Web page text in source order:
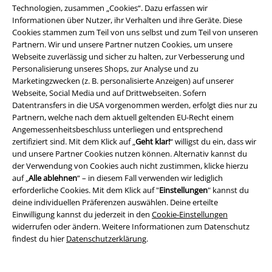
Technologien, zusammen „Cookies“. Dazu erfassen wir
Informationen über Nutzer, ihr Verhalten und ihre Geräte. Diese
Cookies stammen zum Teil von uns selbst und zum Teil von unseren
Partnern. Wir und unsere Partner nutzen Cookies, um unsere
Webseite zuverlässig und sicher zu halten, zur Verbesserung und
Personalisierung unseres Shops, zur Analyse und zu
Marketingzwecken (z. B. personalisierte Anzeigen) auf unserer
Webseite, Social Media und auf Drittwebseiten. Sofern
Datentransfers in die USA vorgenommen werden, erfolgt dies nur zu
Partnern, welche nach dem aktuell geltenden EU-Recht einem
Angemessenheitsbeschluss unterliegen und entsprechend
zertifiziert sind. Mit dem Klick auf „Geht klar!“ willigst du ein, dass wir
und unsere Partner Cookies nutzen können. Alternativ kannst du
der Verwendung von Cookies auch nicht zustimmen, klicke hierzu
auf „Alle ablehnen“ – in diesem Fall verwenden wir lediglich
erforderliche Cookies. Mit dem Klick auf "Einstellungen" kannst du
deine individuellen Präferenzen auswählen. Deine erteilte
Einwilligung kannst du jederzeit in den Cookie-Einstellungen
widerrufen oder ändern. Weitere Informationen zum Datenschutz
findest du hier Datenschutzerklärung.
Lieblingsband. Auch Marken
Nachtwäsche für Damen findest du
schon mit wenigen Klicks online.
Feminin und verspielt wird es mit einem
süßen Nachtkleid mit schmalen Trägern.
Aber auch ein langes Sleepshirt sorgt für einen angenehmen Schlaf. Wer
sich nicht entscheiden kann, bestellt am besten gleich mehrere
Nachtwäsche Sets, weiche Schlafhosen und Schlafshirts. Für Gothics
erfüllt sich mit der The Nightmare Before Christmas Schlafhose ein
sehnlicher Wunsch, und Cartoon Freaks haben mit den Looney Tunes
und Bugs Bunny ihren Spaß. Und wo der freche Hase ist, dürfen auch
Tweety und Sylvester nicht fehlen. Wenn du in deinen träumen lieber
die Welt rettest, ist das Deadpool Nachtwäsche Setfür Damen perfekt
für dich. Hier zeigt sich der sarkastische Antiheld in heroischer Pose auf
einem Einhorn.
Sexy Nachtwäsche
Wer Damen Nachtwäsche günstig kaufen will, findet bei uns jede Menge